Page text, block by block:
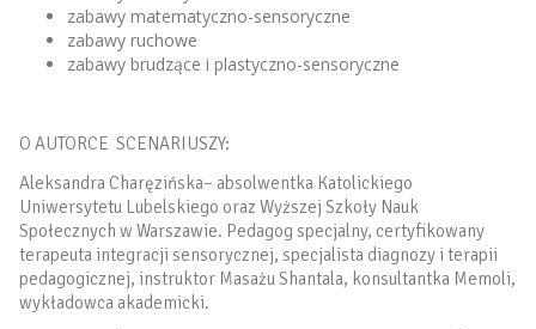
zabawy matematyczno-sensoryczne
zabawy ruchowe
zabawy brudzące i plastyczno-sensoryczne
O AUTORCE SCENARIUSZY:
Aleksandra Charęzińska– absolwentka Katolickiego
Uniwersytetu Lubelskiego oraz Wyższej Szkoły Nauk
Społecznych w Warszawie. Pedagog specjalny, certyfikowany
terapeuta integracji sensorycznej, specjalista diagnozy i terapii
pedagogicznej, instruktor Masażu Shantala, konsultantka Memoli,
wykładowca akademicki.